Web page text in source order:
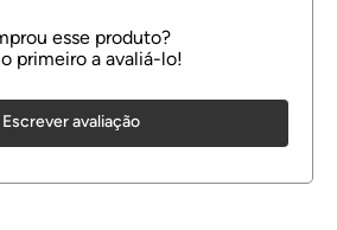
Escrever avaliação